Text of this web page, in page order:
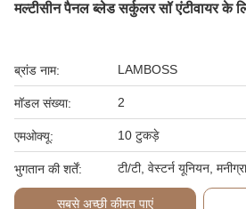
मल्टीसीन पैनल ब्लेड सर्कुलर सॉ एंटीवायर के
ब्रांड नाम: LAMBOSS
मॉडल संख्या: 2
एमओक्यू: 10 टुकड़े
भुगतान की शर्तें: टी/टी, वेस्टर्न यूनियन,
सबसे अच्छी कीमत पाएं